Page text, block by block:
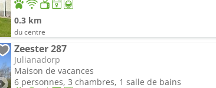
0.3 km
du centre
Zeester 287
Julianadorp
Maison de vacances
6 personnes, 3 chambres, 1 salle de bains